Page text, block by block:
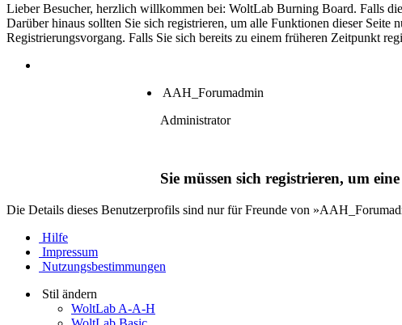
Lieber Besucher, herzlich willkommen bei: WoltLab Burning Board. Falls
Darüber hinaus sollten Sie sich registrieren, um alle Funktionen dieser Seite
Registrierungsvorgang. Falls Sie sich bereits zu einem früheren Zeitpunkt
AAH_Forumadmin
Administrator
Sie müssen sich registrieren, um
Die Details dieses Benutzerprofils sind nur für Freunde von
Hilfe
Impressum
Nutzungsbestimmungen
Stil ändern
WoltLab A-A-H